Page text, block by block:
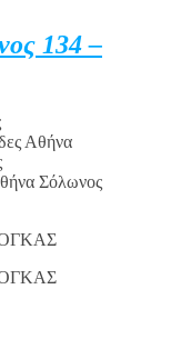
134 –
Αθήνα
Σόλωνος